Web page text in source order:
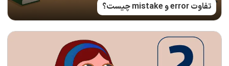
تفاوت error و mistake چیست؟